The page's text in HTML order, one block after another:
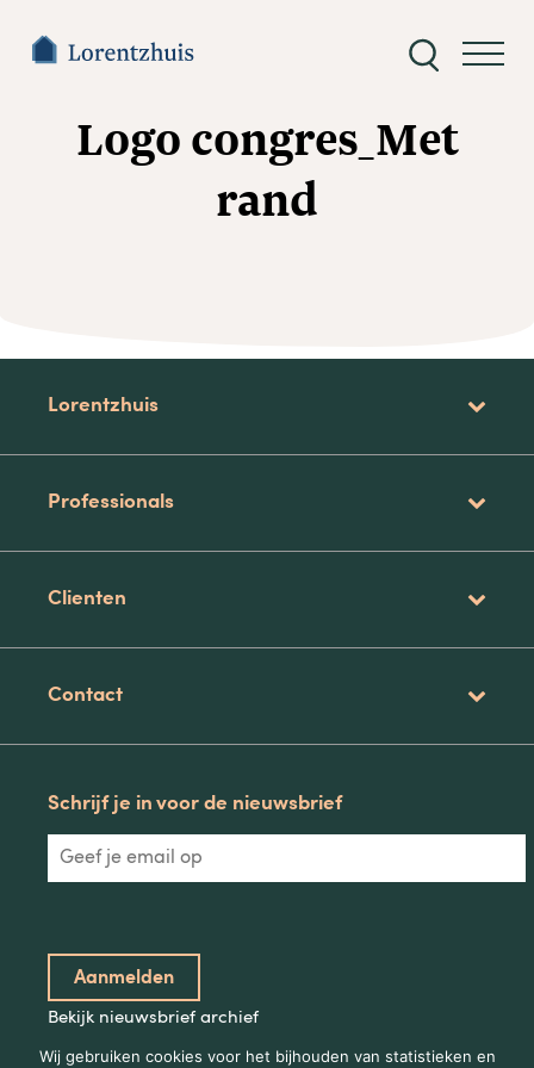
Zoeken
Logo congres_Met
rand
Lorentzhuis
Professionals
Clienten
Contact
Schrijf je in voor de nieuwsbrief
Bekijk nieuwsbrief archief
Wij gebruiken cookies voor het bijhouden van statistieken en